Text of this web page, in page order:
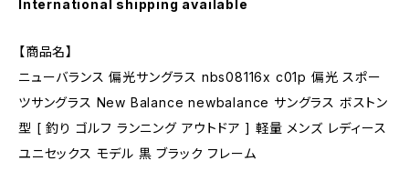
International shipping available
【商品名】
ニューバランス 偏光サングラス nbs08116x c01p 偏光 スポー
ツサングラス New Balance newbalance サングラス ボストン
型 [ 釣り ゴルフ ランニング アウトドア ] 軽量 メンズ レディース
ユニセックス モデル 黒 ブラック フレーム